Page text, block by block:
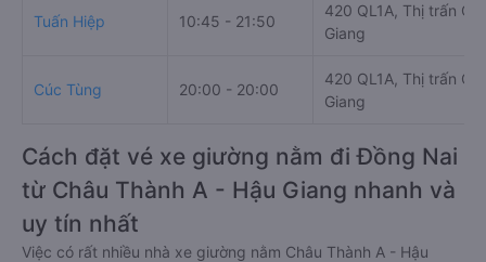
Tuấn Hiệp 10:45 - 21:50
420 QL1A, Thị trấn
Giang
Cúc Tùng 20:00 - 20:00
420 QL1A, Thị trấn
Giang
Cách đặt vé xe giường nằm đi Đồng Nai
từ Châu Thành A - Hậu Giang nhanh và
uy tín nhất
Việc có rất nhiều nhà xe giường nằm Châu Thành A - Hậu